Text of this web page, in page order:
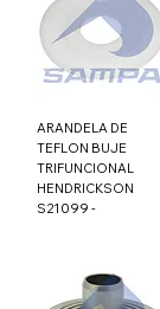
ARANDELA DE
TEFLON BUJE
TRIFUNCIONAL
HENDRICKSON
S21099 -